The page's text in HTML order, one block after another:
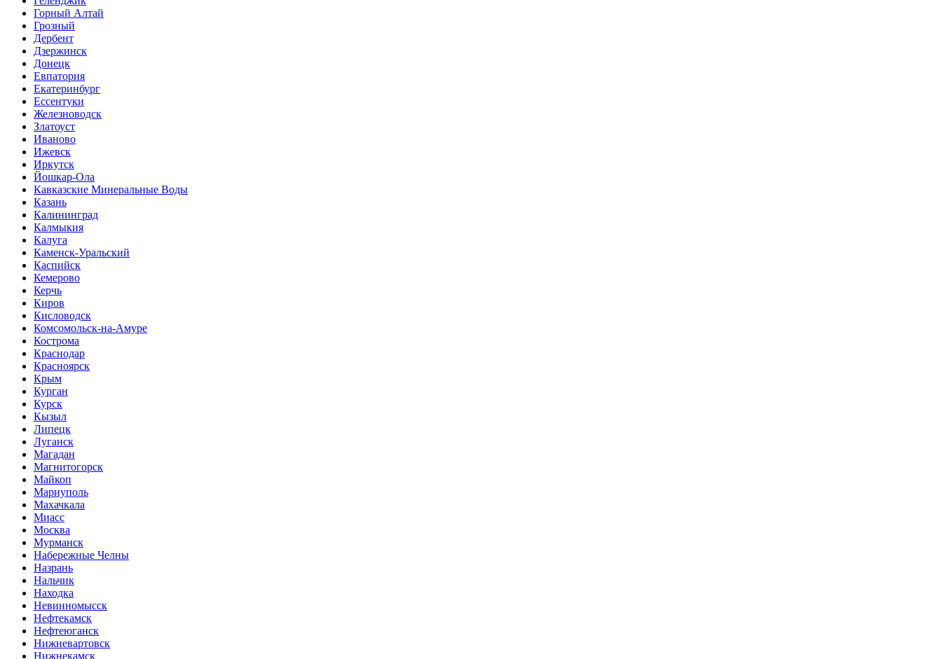
Горный Алтай
Грозный
Дербент
Дзержинск
Донецк
Евпатория
Екатеринбург
Ессентуки
Железноводск
Златоуст
Иваново
Ижевск
Иркутск
Йошкар-Ола
Кавказские Минеральные Воды
Казань
Калининград
Калмыкия
Калуга
Каменск-Уральский
Каспийск
Кемерово
Керчь
Киров
Кисловодск
Комсомольск-на-Амуре
Кострома
Краснодар
Красноярск
Крым
Курган
Курск
Кызыл
Липецк
Луганск
Магадан
Магнитогорск
Майкоп
Мариуполь
Махачкала
Миасс
Москва
Мурманск
Набережные Челны
Назрань
Нальчик
Находка
Невинномысск
Нефтекамск
Нефтеюганск
Нижневартовск
Нижнекамск